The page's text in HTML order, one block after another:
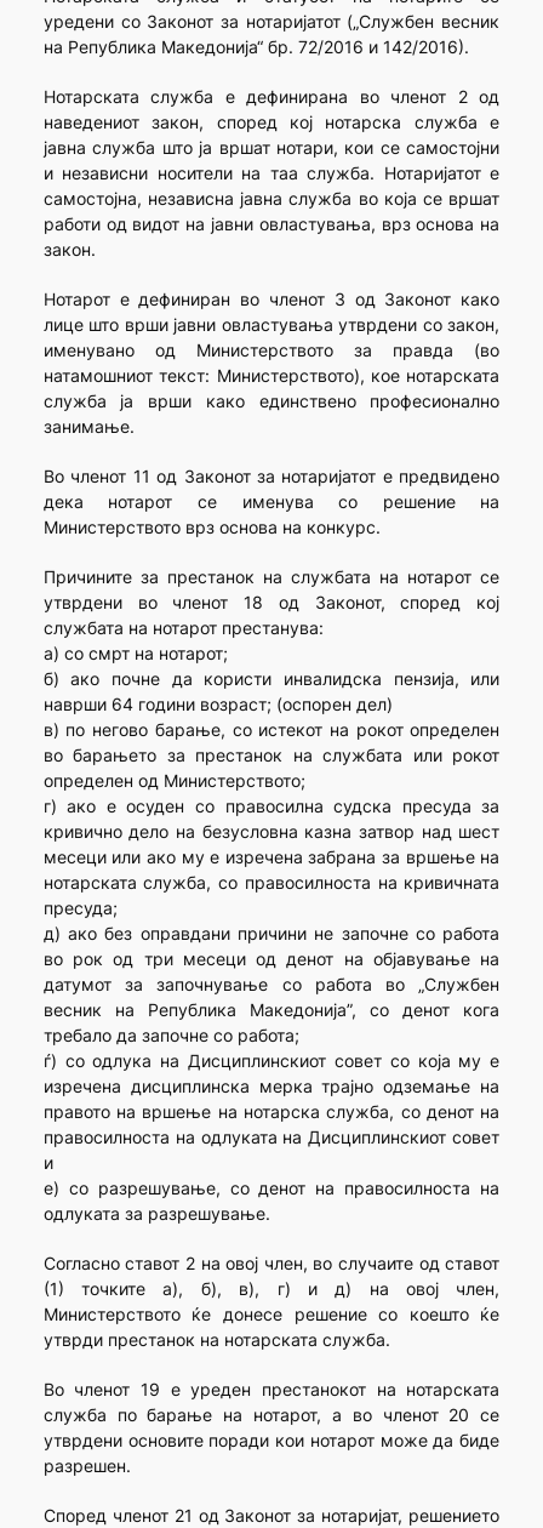
уредени со Законот за нотаријатот („Службен весник
на Република Македонија“ бр. 72/2016 и 142/2016).
Нотарската служба е дефинирана во членот 2 од
наведениот закон, според кој нотарска служба е
јавна служба што ја вршат нотари, кои се самостојни
и независни носители на таа служба. Нотаријатот е
самостојна, независна јавна служба во која се вршат
работи од видот на јавни овластувања, врз основа на
закон.
Нотарот е дефиниран во членот 3 од Законот како
лице што врши јавни овластувања утврдени со закон,
именувано од Министерството за правда (во
натамошниот текст: Министерството), кое нотарската
служба ја врши како единствено професионално
занимање.
Во членот 11 од Законот за нотаријатот е предвидено
дека нотарот се именува со решение на
Министерството врз основа на конкурс.
Причините за престанок на службата на нотарот се
утврдени во членот 18 од Законот, според кој
службата на нотарот престанува:
а) со смрт на нотарот;
б) ако почне да користи инвалидска пензија, или
наврши 64 години возраст; (оспорен дел)
в) по негово барање, со истекот на рокот определен
во барањето за престанок на службата или рокот
определен од Министерството;
г) ако е осуден со правосилна судска пресуда за
кривично дело на безусловна казна затвор над шест
месеци или ако му е изречена забрана за вршење на
нотарската служба, со правосилноста на кривичната
пресуда;
д) ако без оправдани причини не започне со работа
во рок од три месеци од денот на објавување на
датумот за започнување со работа во „Службен
весник на Република Македонија”, со денот кога
требало да започне со работа;
ѓ) со одлука на Дисциплинскиот совет со која му е
изречена дисциплинска мерка трајно одземање на
правото на вршење на нотарска служба, со денот на
правосилноста на одлуката на Дисциплинскиот совет
и
е) со разрешување, со денот на правосилноста на
одлуката за разрешување.
Согласно ставот 2 на овој член, во случаите од ставот
(1) точките а), б), в), г) и д) на овој член,
Министерството ќе донесе решение со коешто ќе
утврди престанок на нотарската служба.
Во членот 19 е уреден престанокот на нотарската
служба по барање на нотарот, а во членот 20 се
утврдени основите поради кои нотарот може да биде
разрешен.
Според членот 21 од Законот за нотаријат, решението